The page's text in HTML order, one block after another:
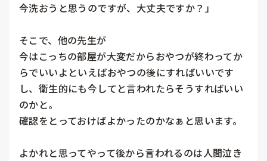
今洗おうと思うのですが、大丈夫ですか？」
そこで、他の先生が
今はこっちの部屋が大変だからおやつが終わってか
らでいいよといえばおやつの後にすればいいです
し、衛生的にも今してと言われたらそうすればいい
のかと。
確認をとっておけばよかったのかなぁと思います。
よかれと思ってやって後から言われるのは人間泣き